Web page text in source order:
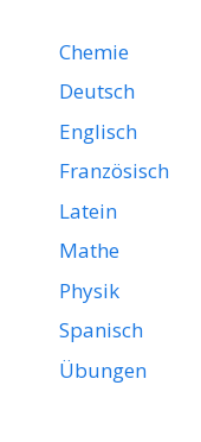
Chemie
Deutsch
Englisch
Französisch
Latein
Mathe
Physik
Spanisch
Übungen